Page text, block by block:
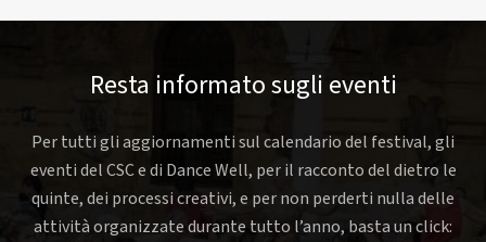
Resta informato sugli eventi
Per tutti gli aggiornamenti sul calendario del festival, gli
eventi del CSC e di Dance Well, per il racconto del dietro le
quinte, dei processi creativi, e per non perderti nulla delle
attività organizzate durante tutto l’anno, basta un click: